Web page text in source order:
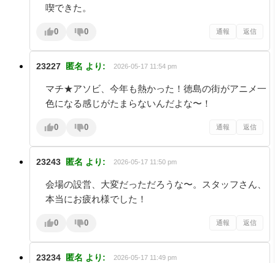
喫できた。
0 0 通報 返信
23227 匿名 より: 2026-05-17 11:54 pm
マチ★アソビ、今年も熱かった！徳島の街がアニメ一
色になる感じがたまらないんだよな〜！
0 0 通報 返信
23243 匿名 より: 2026-05-17 11:50 pm
会場の設営、大変だっただろうな〜。スタッフさん、
本当にお疲れ様でした！
0 0 通報 返信
23234 匿名 より: 2026-05-17 11:49 pm